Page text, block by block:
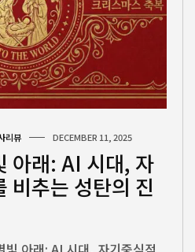
리뷰 DECEMBER 11, 2025
아래: AI 시대, 자
비추는 성탄의 진